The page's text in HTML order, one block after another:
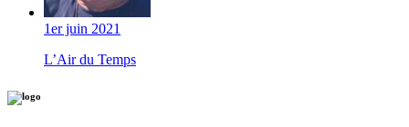
1er juin 2021
L’Air du Temps